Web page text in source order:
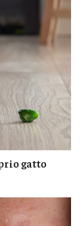
gatto